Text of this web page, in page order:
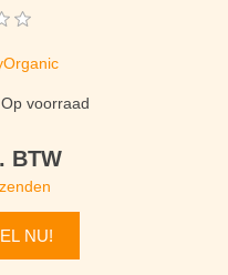
Op voorraad
BTW
NU!